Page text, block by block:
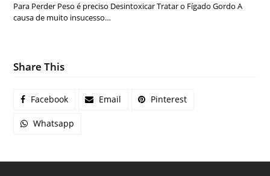
Para Perder Peso é preciso Desintoxicar Tratar o Fígado Gordo A
causa de muito insucesso…
Share This
Facebook Email Pinterest
Whatsapp